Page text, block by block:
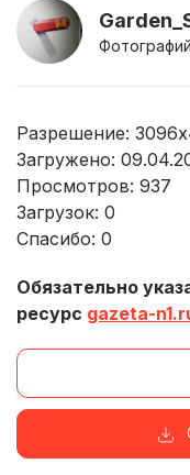
Разрешение:
Загружено:
Просмотров: 937
Загрузок: 0
Спасибо: 0
Обязательно
ресурс gazeta-